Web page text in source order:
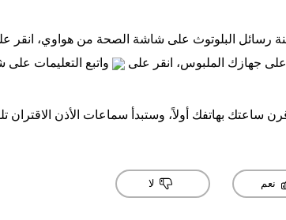
رسائل البلوتوث على شاشة الصحة من هواوي، انقر
جهازك الملبوس، انقر على واتبع التعليمات على
نعم لا